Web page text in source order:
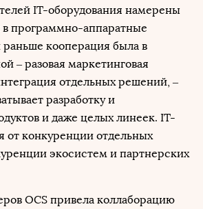
IT-оборудования намерены
в программно-аппаратные
кооперация была в
– разовая маркетинговая
отдельных решений, –
разработку и
и даже целых линеек. IT-
от конкуренции отдельных
экосистем и партнерских
OCS привела коллаборацию